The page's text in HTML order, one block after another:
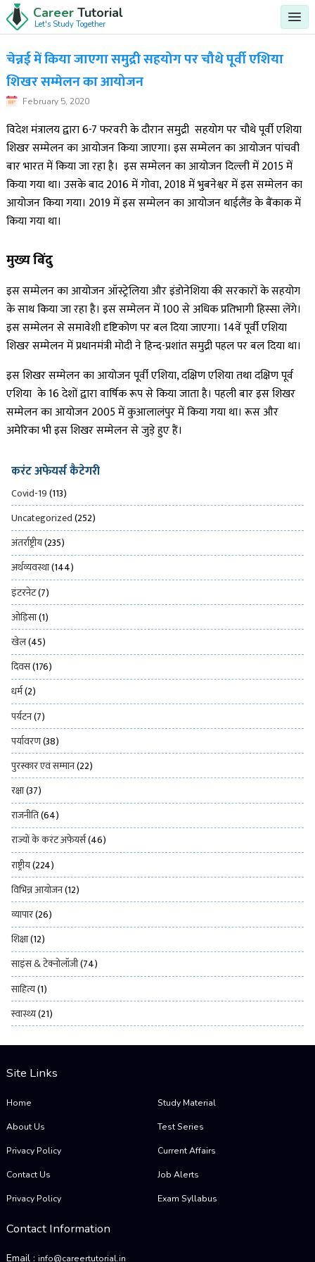
Career Tutorial
Let's Study Together
चेन्नई में किया जाएगा समुद्री सहयोग पर चौथे पूर्वी एशिया
शिखर सम्मेलन का आयोजन
February 5, 2020
विदेश मंत्रालय द्वारा 6-7 फरवरी के दौरान समुद्री सहयोग पर चौथे पूर्वी एशिया
शिखर सम्मेलन का आयोजन किया जाएगा। इस सम्मेलन का आयोजन पांचवी
बार भारत में किया जा रहा है। इस सम्मेलन का आयोजन दिल्ली में 2015 में
किया गया था। उसके बाद 2016 में गोवा, 2018 में भुबनेश्वर में इस सम्मेलन का
आयोजन किया गया। 2019 में इस सम्मेलन का आयोजन थाईलैंड के बैंकाक में
किया गया था।
मुख्य बिंदु
इस सम्मेलन का आयोजन ऑस्ट्रेलिया और इंडोनेशिया की सरकारों के सहयोग
के साथ किया जा रहा है। इस सम्मेलन में 100 से अधिक प्रतिभागी हिस्सा लेंगे।
इस सम्मेलन से समावेशी दृष्टिकोण पर बल दिया जाएगा। 14वें पूर्वी एशिया
शिखर सम्मेलन में प्रधानमंत्री मोदी ने हिन्द-प्रशांत समुद्री पहल पर बल दिया था।
इस शिखर सम्मेलन का आयोजन पूर्वी एशिया, दक्षिण एशिया तथा दक्षिण पूर्व
एशिया के 16 देशों द्वारा वार्षिक रूप से किया जाता है। पहली बार इस शिखर
सम्मेलन का आयोजन 2005 में कुआलालंपुर में किया गया था। रूस और
अमेरिका भी इस शिखर सम्मेलन से जुड़े हुए हैं।
करंट अफेयर्स कैटेगरी
Covid-19(113)
Uncategorized(252)
अंतर्राष्ट्रीय(235)
अर्थव्यवस्था(144)
इंटरनेट(7)
ओड़िसा(1)
खेल(45)
दिवस(176)
धर्म(2)
पर्यटन(7)
पर्यावरण(38)
पुरस्कार एवं सम्मान(22)
रक्षा(37)
राजनीति(64)
राज्यों के करंट अफेयर्स(46)
राष्ट्रीय(224)
विभिन्न आयोजन(12)
व्यापार(26)
शिक्षा(12)
साइंस & टेक्नोलॉजी(74)
साहित्य(1)
स्वास्थ्य(21)
Site Links
Home
About Us
Privacy Policy
Contact Us
Privacy Policy
Study Material
Test Series
Current Affairs
Job Alerts
Exam Syllabus
Contact Information
Email : info@careertutorial.in